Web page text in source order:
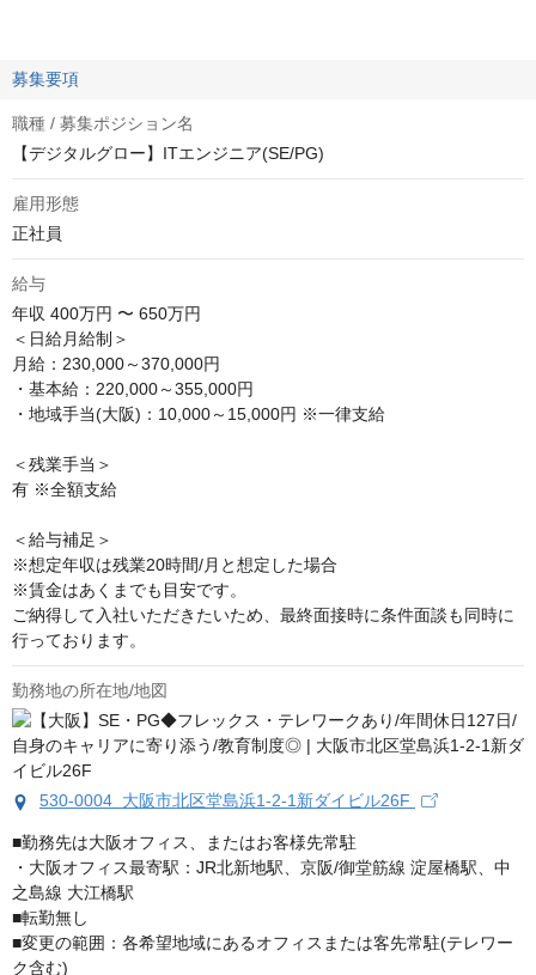
募集要項
職種 / 募集ポジション名
【デジタルグロー】ITエンジニア(SE/PG)
雇用形態
正社員
給与
年収 400万円 〜 650万円
＜日給月給制＞
月給：230,000～370,000円
・基本給：220,000～355,000円
・地域手当(大阪)：10,000～15,000円 ※一律支給
＜残業手当＞
有 ※全額支給
＜給与補足＞
※想定年収は残業20時間/月と想定した場合
※賃金はあくまでも目安です。
ご納得して入社いただきたいため、最終面接時に条件面談も同時に
行っております。
勤務地の所在地/地図
530-0004 大阪市北区堂島浜1-2-1新ダイビル26F
■勤務先は大阪オフィス、またはお客様先常駐
・大阪オフィス最寄駅：JR北新地駅、京阪/御堂筋線 淀屋橋駅、中
之島線 大江橋駅
■転勤無し
■変更の範囲：各希望地域にあるオフィスまたは客先常駐(テレワー
ク含む)